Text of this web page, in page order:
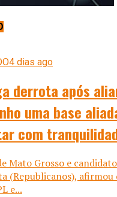
4 dias ago
derrota após
uma base
com
Mato Grosso e
(Republicanos), afirmou
e...